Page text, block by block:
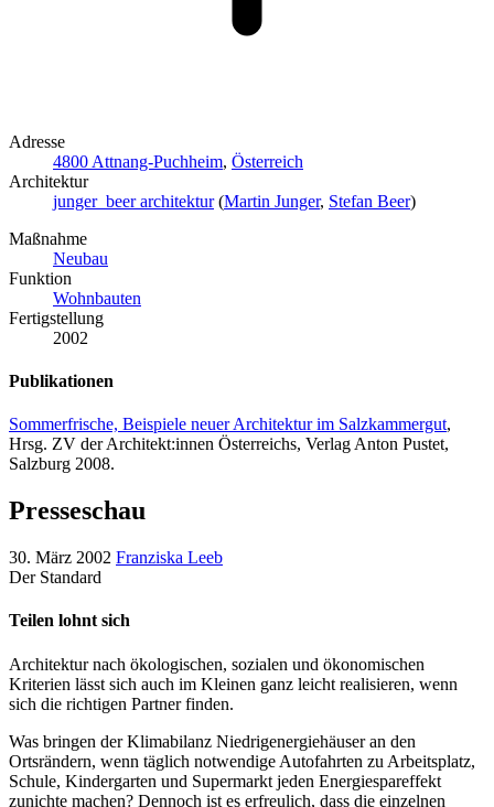
Adresse
4800 Attnang-Puchheim, Österreich
Architektur
junger_beer architektur(Martin Junger, Stefan Beer)
Maßnahme
Neubau
Funktion
Wohnbauten
Fertigstellung
2002
Publikationen
Sommerfrische, Beispiele neuer Architektur im Salzkammergut,
Hrsg. ZV der Architekt:innen Österreichs, Verlag Anton Pustet,
Salzburg 2008.
Presseschau
30. März 2002 Franziska Leeb
Der Standard
Teilen lohnt sich
Architektur nach ökologischen, sozialen und ökonomischen
Kriterien lässt sich auch im Kleinen ganz leicht realisieren, wenn
sich die richtigen Partner finden.
Was bringen der Klimabilanz Niedrigenergiehäuser an den
Ortsrändern, wenn täglich notwendige Autofahrten zu Arbeitsplatz,
Schule, Kindergarten und Supermarkt jeden Energiespareffekt
zunichte machen? Dennoch ist es erfreulich, dass die einzelnen